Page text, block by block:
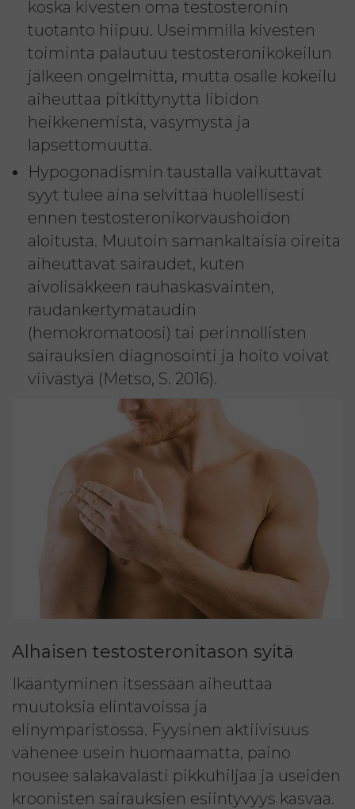
koska kivesten oma testosteronin
tuotanto hiipuu. Useimmilla kivesten
toiminta palautuu testosteronikokeilun
jälkeen ongelmitta, mutta osalle kokeilu
aiheuttaa pitkittynyttä libidon
heikkenemistä, väsymystä ja
lapsettomuutta.
Hypogonadismin taustalla vaikuttavat
syyt tulee aina selvittää huolellisesti
ennen testosteronikorvaushoidon
aloitusta. Muutoin samankaltaisia oireita
aiheuttavat sairaudet, kuten
aivolisäkkeen rauhaskasvainten,
raudankertymätaudin
(hemokromatoosi) tai perinnöllisten
sairauksien diagnosointi ja hoito voivat
viivästyä (Metso, S. 2016).
Alhaisen testosteronitason syitä
Ikääntyminen itsessään aiheuttaa
muutoksia elintavoissa ja
elinympäristössä. Fyysinen aktiivisuus
vähenee usein huomaamatta, paino
nousee salakavalasti pikkuhiljaa ja useiden
kroonisten sairauksien esiintyvyys kasvaa.